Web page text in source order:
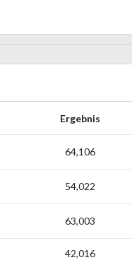
Ergebnis
64,106
54,022
63,003
42,016